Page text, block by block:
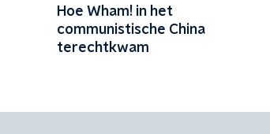
Hoe Wham! in het
communistische China
terechtkwam